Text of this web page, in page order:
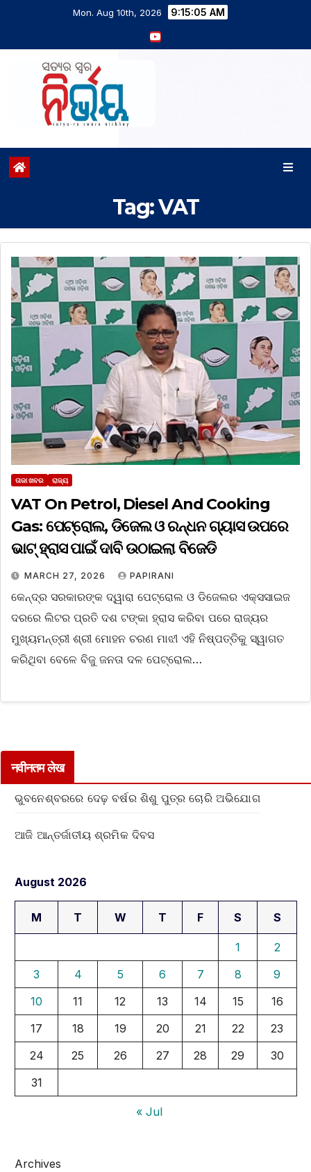
Mon. Aug 10th, 2026 9:15:06 AM
Tag:VAT
ତାଜା ଖବର ରାଜ୍ୟ
VAT On Petrol, Diesel And Cooking
Gas: ପେଟ୍ରୋଲ, ଡିଜେଲ ଓ ରନ୍ଧନ ଗ୍ୟାସ ଉପରେ
ଭାଟ୍ ହ୍ରାସ ପାଇଁ ଦାବି ଉଠାଇଲା ବିଜେଡି
MARCH 27, 2026 PAPIRANI
କେନ୍ଦ୍ର ସରକାରଙ୍କ ଦ୍ୱାରା ପେଟ୍ରୋଲ ଓ ଡିଜେଲର ଏକ୍ସସାଇଜ
ଦରରେ ଲିଟର ପ୍ରତି ଦଶ ଟଙ୍କା ହ୍ରାସ କରିବା ପରେ ରାଜ୍ୟର
ମୁଖ୍ୟମନ୍ତ୍ରୀ ଶ୍ରୀ ମୋହନ ଚରଣ ମାଝୀ ଏହି ନିଷ୍ପତ୍ତିକୁ ସ୍ୱାଗତ
କରିଥିବା ବେଳେ ବିଜୁ ଜନତା ଦଳ ପେଟ୍ରୋଲ…
नवीनतम लेख
ଭୁବନେଶ୍ବରରେ ଦେଢ଼ ବର୍ଷର ଶିଶୁ ପୁତ୍ର ଚୋରି ଅଭିଯୋଗ
ଆଜି ଆନ୍ତର୍ଜାତୀୟ ଶ୍ରମିକ ଦିବସ
August 2026
M T W T F S S
1
2
3
4 5 6 7 8
9
10
11 12 13 14 15
16
17
18 19 20 21 22
23
24
25 26 27 28 29
30
31
« Jul
Archives